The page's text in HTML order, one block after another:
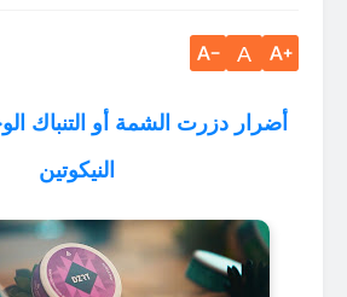
A
أضرار دزرت الشمة أو التنباك
النيكوتين